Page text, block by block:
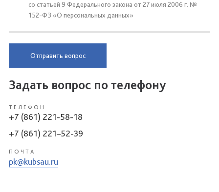
со статьей 9 Федерального закона от 27 июля 2006 г. №
152-ФЗ «О персональных данных»
Отправить вопрос
Задать вопрос по телефону
ТЕЛЕФОН
+7 (861) 221-58-18
+7 (861) 221–52-39
ПОЧТА
pk@kubsau.ru